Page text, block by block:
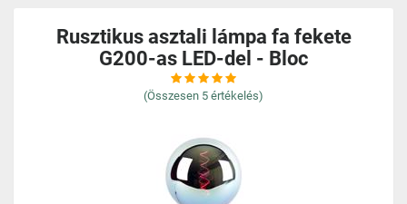
Rusztikus asztali lámpa fa fekete
G200-as LED-del - Bloc
(Összesen 5 értékelés)